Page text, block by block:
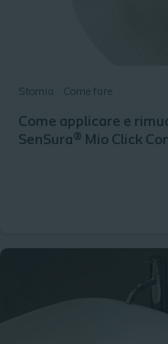
Stomia Come fare
Come applicare e
SenSura® Mio Click